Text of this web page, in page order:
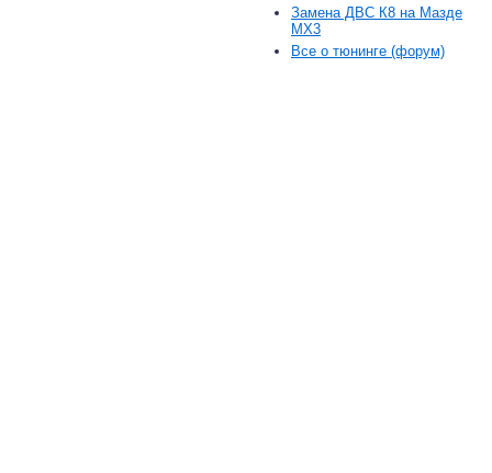
Замена ДВС К8 на Мазде
MX3
Все о тюнинге (форум)